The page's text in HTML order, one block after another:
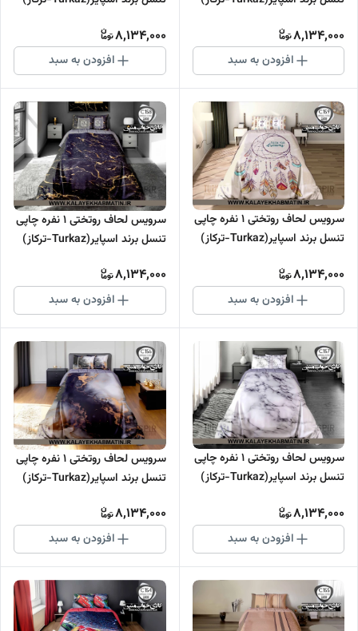
8,134,000
افزودن به سبد
8,134,000
افزودن به سبد
سرویس لحاف روتختی 1 نفره چاپی
تنسل برند اسپایر(Turkaz-ترکاز)
8,134,000
افزودن به سبد
سرویس لحاف روتختی 1 نفره چاپی
تنسل برند اسپایر(Turkaz-ترکاز)
8,134,000
افزودن به سبد
سرویس لحاف روتختی 1 نفره چاپی
تنسل برند اسپایر(Turkaz-ترکاز)
8,134,000
افزودن به سبد
سرویس لحاف روتختی 1 نفره چاپی
تنسل برند اسپایر(Turkaz-ترکاز)
8,134,000
افزودن به سبد